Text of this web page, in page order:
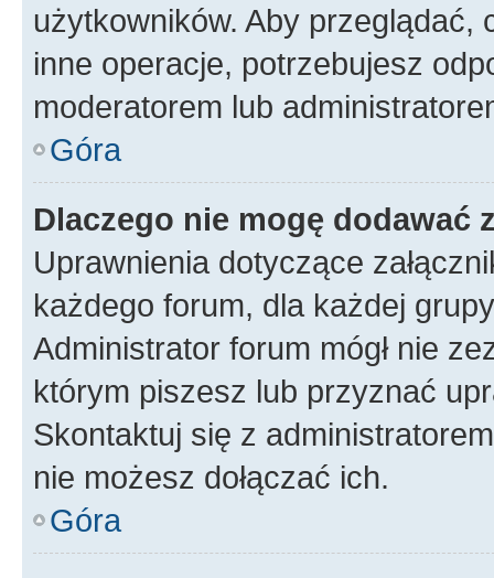
użytkowników. Aby
inne operacje, potrzebujesz
moderatorem lub
Góra
Dlaczego nie mogę dodawać
Uprawnienia dotyczące
każdego forum, dla każdej
Administrator forum mógł nie
którym piszesz lub przyznać
Skontaktuj się z
nie możesz dołączać ich.
Góra